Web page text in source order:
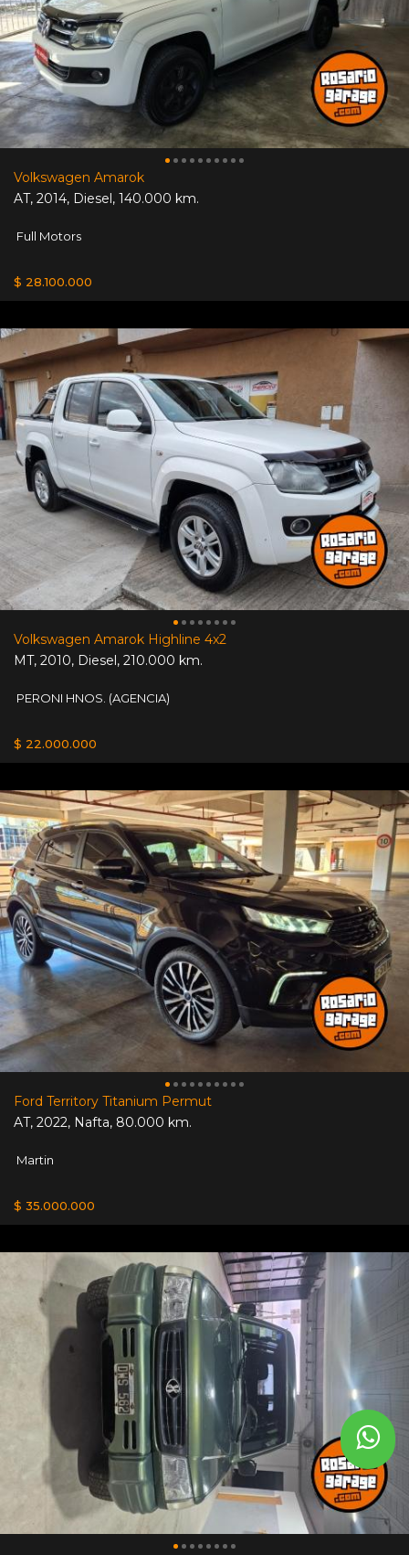
Volkswagen Amarok
AT, 2014, Diesel, 140.000 km.
Full Motors
$ 28.100.000
Volkswagen Amarok Highline 4x2
MT, 2010, Diesel, 210.000 km.
PERONI HNOS. (AGENCIA)
$ 22.000.000
Ford Territory Titanium Permut
AT, 2022, Nafta, 80.000 km.
Martin
$ 35.000.000